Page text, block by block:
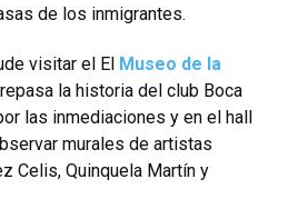
de los inmigrantes.
visitar el El Museo de la
la historia del club Boca
las inmediaciones y en el hall
murales de artistas
Celis, Quinquela Martín ​ y